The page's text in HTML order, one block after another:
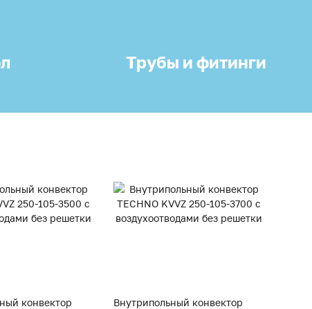
Трубы и фитинги
конвектор
Внутрипольный конвектор